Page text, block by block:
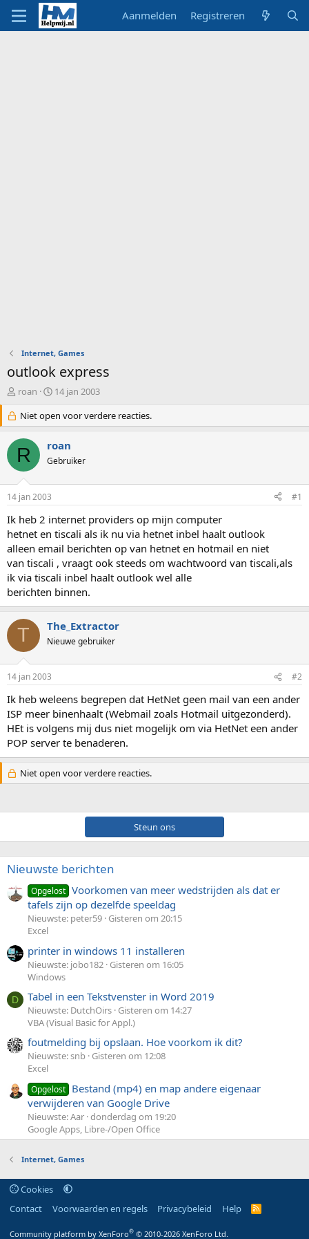
Aanmelden Registreren
Internet, Games
outlook express
O
d
e
r
w
e
p
s
t
a
r
t
e
r
roan
S
a
r
d
a
m
14 jan 2003
Niet open voor verdere reacties.
R roan
Gebruiker
14 jan 2003 #1
Ik heb 2 internet providers op mijn computer
hetnet en tiscali als ik nu via hetnet inbel haalt outlook
alleen email berichten op van hetnet en hotmail en niet
van tiscali , vraagt ook steeds om wachtwoord van tiscali,als
ik via tiscali inbel haalt outlook wel alle
berichten binnen.
T The_Extractor
Nieuwe gebruiker
14 jan 2003 #2
Ik heb weleens begrepen dat HetNet geen mail van een ander
ISP meer binenhaalt (Webmail zoals Hotmail uitgezonderd).
HEt is volgens mij dus niet mogelijk om via HetNet een ander
POP server te benaderen.
Niet open voor verdere reacties.
Steun ons
Nieuwste berichten
Opgelost Voorkomen van meer wedstrijden als dat er
tafels zijn op dezelfde speeldag
Nieuwste: peter59 Gisteren om 20:15
Excel
printer in windows 11 installeren
Nieuwste: jobo182 Gisteren om 16:05
Windows
D Tabel in een Tekstvenster in Word 2019
Nieuwste: DutchOirs Gisteren om 14:27
VBA (Visual Basic for Appl.)
foutmelding bij opslaan. Hoe voorkom ik dit?
Nieuwste: snb Gisteren om 12:08
Excel
Opgelost Bestand (mp4) en map andere eigenaar
verwijderen van Google Drive
Nieuwste: Aar donderdag om 19:20
Google Apps, Libre-/Open Office
Internet, Games
Cookies
Contact
Voorwaarden en regels Privacybeleid Help
R
S
Community platform by XenForo® © 2010-2026 XenForo Ltd.